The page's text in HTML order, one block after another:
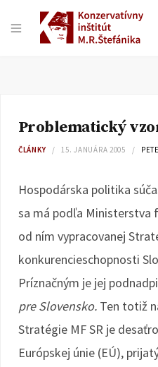
Problematický
ČLÁNKY 15. JANUÁRA 2005
Hospodárska politika
sa má podľa Ministerstva
od ním vypracovanej
konkurencieschopnosti
Príznačným je jej
pre Slovensko. Ten totiž
Stratégie MF SR je
Európskej únie (EÚ),